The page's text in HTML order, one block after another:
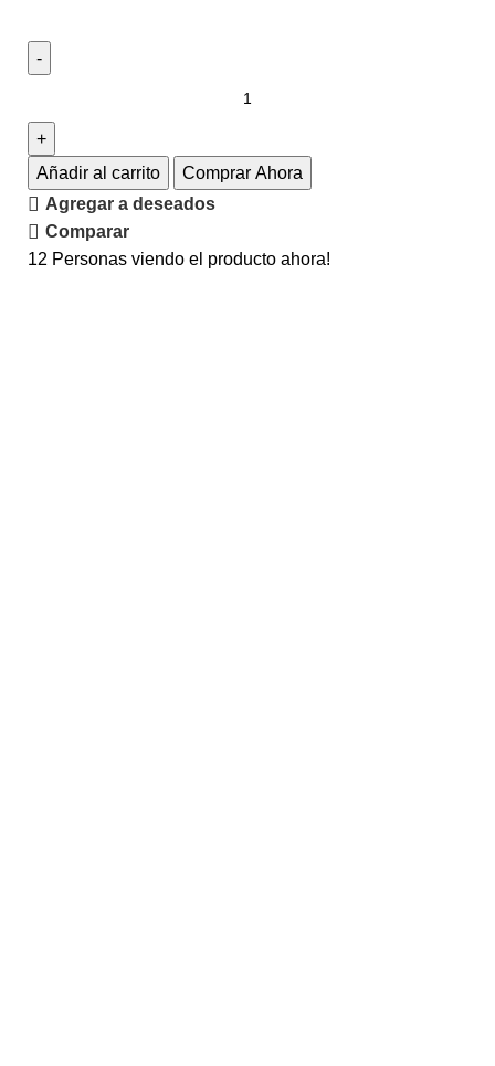
Añadir al carrito
Comprar Ahora
Agregar a deseados
Comparar
12 Personas viendo el producto ahora!